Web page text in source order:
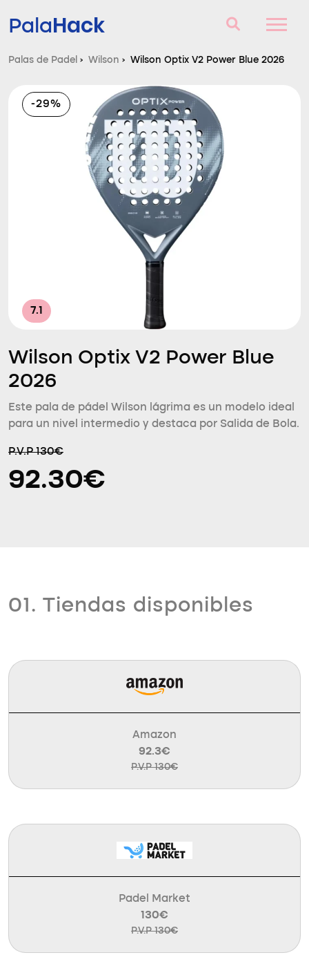
PalaHack
Palas de Padel
Consultorio
Comparador
Palas de Padel › Wilson › Wilson Optix V2 Power Blue 2026
-29%
7.1
Wilson Optix V2 Power Blue
2026
Este pala de pádel Wilson lágrima es un modelo ideal
para un nivel intermedio y destaca por Salida de Bola.
P.V.P 130€
92.30€
01. Tiendas disponibles
Amazon
92.3€
P.V.P 130€
Padel Market
130€
P.V.P 130€